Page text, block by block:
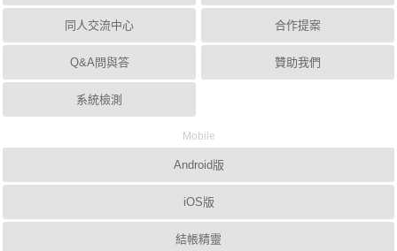
同人交流中心
Q&A問與答
系統檢測
合作提案
贊助我們
Mobile
Android版
iOS版
結帳精靈